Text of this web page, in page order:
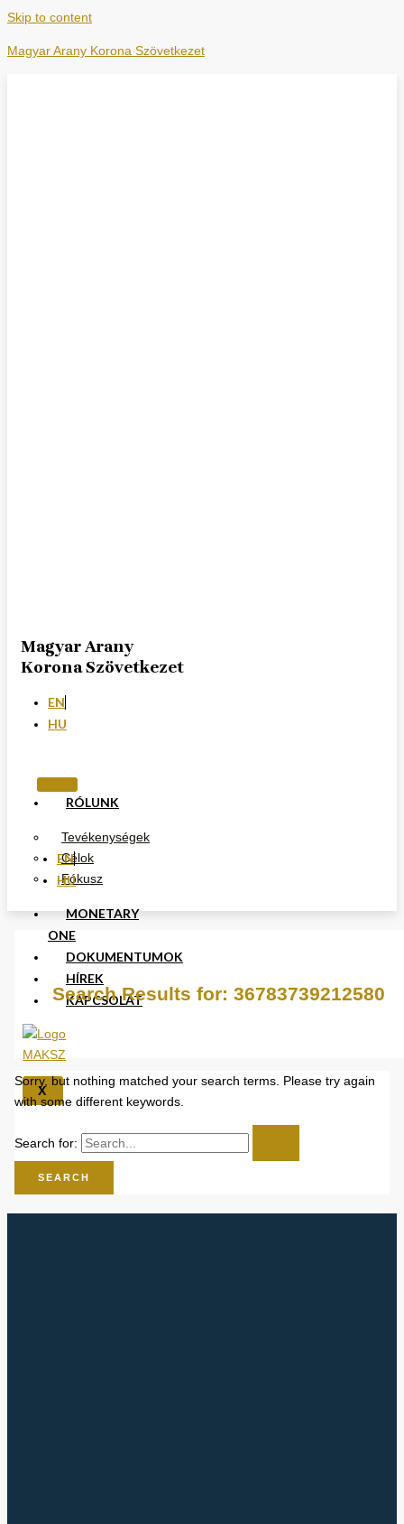
Skip to content
Magyar Arany Korona Szövetkezet
Magyar Arany
Korona Szövetkezet
EN
HU
RÓLUNK
Tevékenységek
Célok
Fókusz
MONETARY
ONE
DOKUMENTUMOK
HÍREK
KAPCSOLAT
X
EN
HU
Search Results for: 36783739212580
Sorry, but nothing matched your search terms. Please try again
with some different keywords.
Search for: